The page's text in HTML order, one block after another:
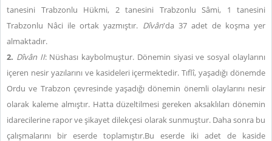
tanesini Trabzonlu Hükmi, 2 tanesini Trabzonlu Sâmi, 1 tanesini
Trabzonlu Nâci ile ortak yazmıştır. Dîvân'da 37 adet de koşma yer
almaktadır.
2. Dîvân II: Nüshası kaybolmuştur. Dönemin siyasi ve sosyal olaylarını
içeren nesir yazılarını ve kasideleri içermektedir. Tıflî, yaşadığı dönemde
Ordu ve Trabzon çevresinde yaşadığı dönemin önemli olaylarını nesir
olarak kaleme almıştır. Hatta düzeltilmesi gereken aksaklıları dönemin
idarecilerine rapor ve şikayet dilekçesi olarak sunmuştur. Daha sonra bu
çalışmalarını bir eserde toplamıştır.Bu eserde iki adet de kaside